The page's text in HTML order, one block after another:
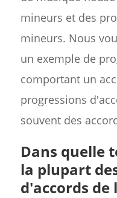
mineurs et des
mineurs. Nous
un exemple de
comportant un
progressions
souvent des
Dans quelle
la plupart
d'accords de